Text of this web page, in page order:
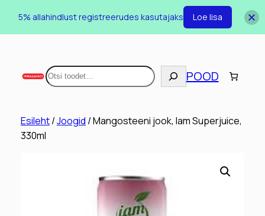
Otsi POOD
Esileht/Joogid / Mangosteeni jook, Iam Superjuice,
330ml
5% allahindlust registreerudes kasutajaks Loe lisa